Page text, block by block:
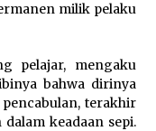
milik pelaku
pelajar, mengaku
bahwa dirinya
terakhir
keadaan sepi.